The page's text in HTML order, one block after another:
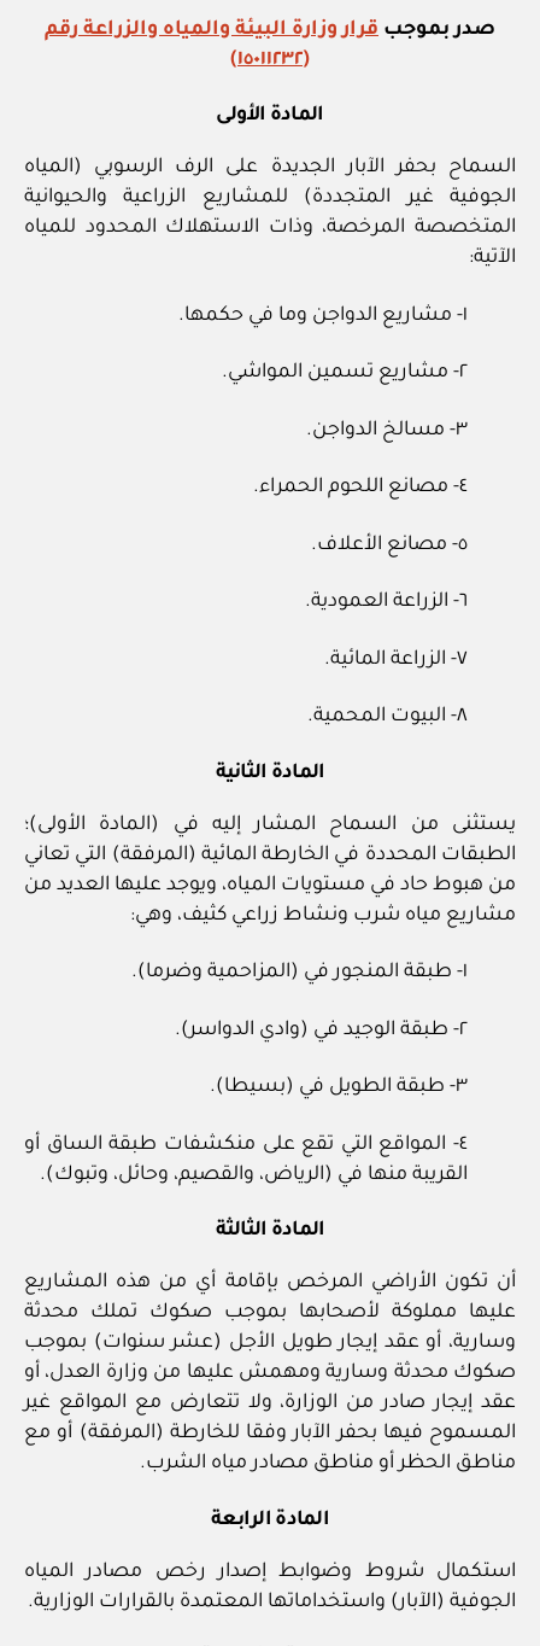
صدر بموجب قرار وزارة البيئة والمياه والزراعة رقم
(١٥٠١١٢٣٢)
المادة الأولى
السماح بحفر الآبار الجديدة على الرف الرسوبي (المياه
الجوفية غير المتجددة) للمشاريع الزراعية والحيوانية
المتخصصة المرخصة، وذات الاستهلاك المحدود للمياه
الآتية:
١‏- مشاريع الدواجن وما في حكمها.
٢‏- مشاريع تسمين المواشي.
٣‏- مسالخ الدواجن.
٤‏- مصانع اللحوم الحمراء.
٥‏- مصانع الأعلاف.
٦‏- الزراعة العمودية.
٧‏- الزراعة المائية.
٨‏- البيوت المحمية.
المادة الثانية
يستثنى من السماح المشار إليه في (المادة الأولى)؛
الطبقات المحددة في الخارطة المائية (المرفقة) التي تعاني
من هبوط حاد في مستويات المياه، ويوجد عليها العديد من
مشاريع مياه شرب ونشاط زراعي كثيف، وهي:
١‏- طبقة المنجور في (المزاحمية وضرما).
٢‏- طبقة الوجيد في (وادي الدواسر).
٣‏- طبقة الطويل في (بسيطا).
٤‏- المواقع التي تقع على منكشفات طبقة الساق أو
القريبة منها في (الرياض، والقصيم، وحائل، وتبوك).
المادة الثالثة
أن تكون الأراضي المرخص بإقامة أي من هذه المشاريع
عليها مملوكة لأصحابها بموجب صكوك تملك محدثة
وسارية، أو عقد إيجار طويل الأجل (عشر سنوات) بموجب
صكوك محدثة وسارية ومهمش عليها من وزارة العدل، أو
عقد إيجار صادر من الوزارة، ولا تتعارض مع المواقع غير
المسموح فيها بحفر الآبار وفقا للخارطة (المرفقة) أو مع
مناطق الحظر أو مناطق مصادر مياه الشرب.
المادة الرابعة
استكمال شروط وضوابط إصدار رخص مصادر المياه
الجوفية (الآبار) واستخداماتها المعتمدة بالقرارات الوزارية.